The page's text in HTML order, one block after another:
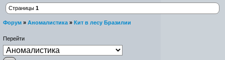
Страницы 1
Форум » Аномалистика » Кит в лесу Бразилии
Перейти